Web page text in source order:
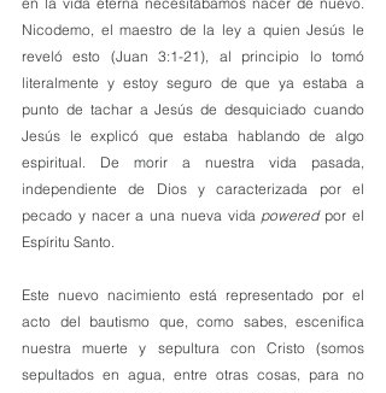
Nicodemo, el maestro de la ley a quien Jesús le
reveló esto (Juan 3:1-21), al principio lo tomó
literalmente y estoy seguro de que ya estaba a
punto de tachar a Jesús de desquiciado cuando
Jesús le explicó que estaba hablando de algo
espiritual. De morir a nuestra vida pasada,
independiente de Dios y caracterizada por el
pecado y nacer a una nueva vida powered por el
Espíritu Santo.
Este nuevo nacimiento está representado por el
acto del bautismo que, como sabes, escenifica
nuestra muerte y sepultura con Cristo (somos
sepultados en agua, entre otras cosas, para no